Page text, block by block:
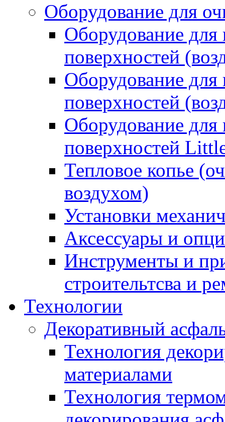
Оборудование для
Оборудование
поверхностей
Оборудование
поверхностей
Оборудование
поверхностей
Тепловое копье
воздухом)
Установки
Аксессуары и
Инструменты и
строительтсва и
Технологии
Декоративный
Технология
материалами
Технология